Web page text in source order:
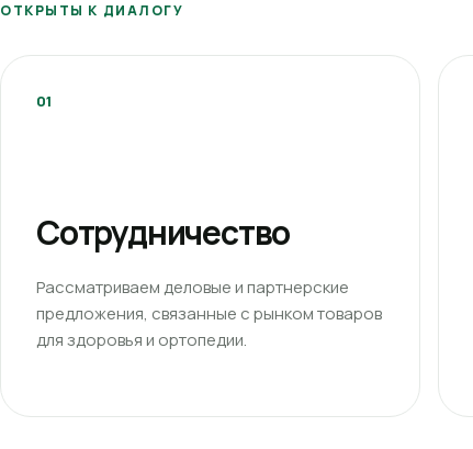
ОТКРЫТЫ К ДИАЛОГУ
01
Сотрудничество
Рассматриваем деловые и партнерские
предложения, связанные с рынком товаров
для здоровья и ортопедии.